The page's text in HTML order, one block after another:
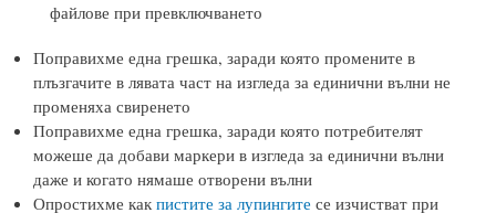
файлове при превключването
Поправихме една грешка, заради която промените в
плъзгачите в лявата част на изгледа за единични вълни не
променяха свиренето
Поправихме една грешка, заради която потребителят
можеше да добави маркери в изгледа за единични вълни
даже и когато нямаше отворени вълни
Опростихме как пистите за лупингите се изчистват при